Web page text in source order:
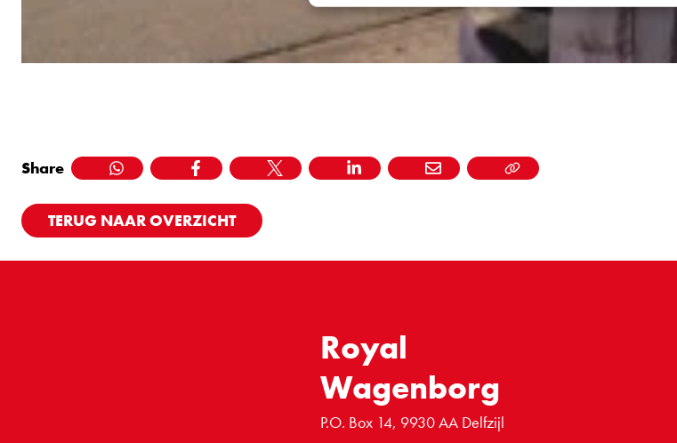
Share WHATSAPP FACEBOOK TWITTER LINKEDIN MAIL LINK KOPIËEREN
TERUG NAAR OVERZICHT
Royal
Wagenborg
P.O. Box 14, 9930 AA Delfzijl